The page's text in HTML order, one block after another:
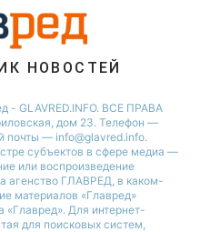
НОВОСТЕЙ
- GLAVRED.INFO. ВСЕ ПРАВА
дом 23. Телефон —
почты — info@glavred.info.
cубъектов в сфере медиа —
или воспроизведение
агенство ГЛАВРЕД, в каком-
материалов «Главред»
«Главред». Для интернет-
для поисковых систем,